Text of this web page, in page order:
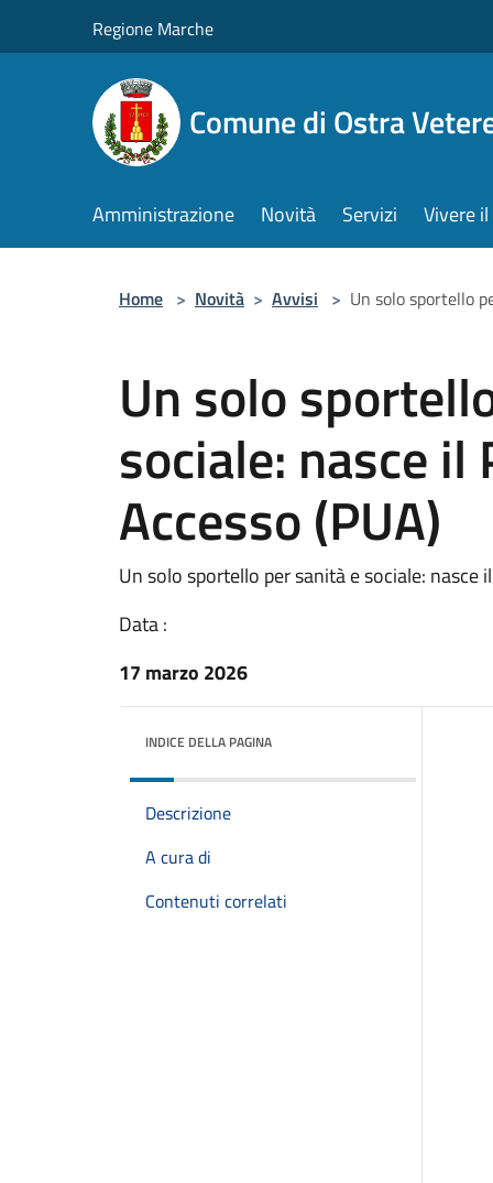
Regione Marche
Comune di Ostra
Amministrazione Novità Servizi Vivere
Home > Novità > Avvisi > Un solo sportello
Un solo
sociale: nasce
Accesso (PUA)
Un solo sportello per sanità e sociale: nasce
Data :
17 marzo 2026
INDICE DELLA PAGINA
Descrizione
A cura di
Contenuti correlati